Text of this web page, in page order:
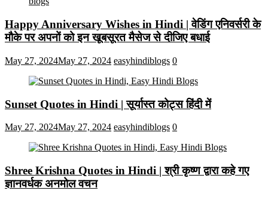
Happy Anniversary Wishes in Hindi | वेडिंग एनिवर्सरी के
मौके पर अपनों को इन खूबसूरत मैसेज से दीजिए बधाई
May 27, 2024May 27, 2024 easyhindiblogs 0
Sunset Quotes in Hindi | सूर्यास्त कोट्स हिंदी में
May 27, 2024May 27, 2024 easyhindiblogs 0
Shree Krishna Quotes in Hindi | श्री कृष्ण द्वारा कहे गए
ज्ञानवर्धक अनमोल वचन